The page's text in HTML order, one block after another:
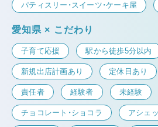
パティスリー・スイーツ・ケーキ屋
愛知県 × こだわり
子育て応援 駅から徒歩5分以内
新規出店計画あり 定休日あり
責任者 経験者 未経験
チョコレート・ショコラ アシェ